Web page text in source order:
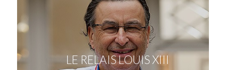
LE RELAIS LOUIS XIII